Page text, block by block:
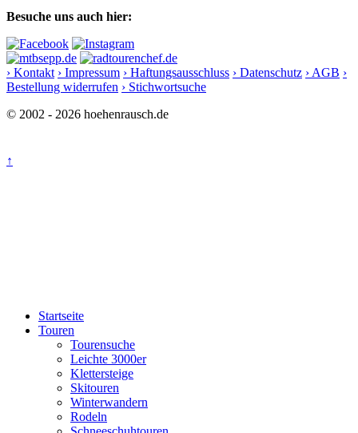
Besuche uns auch hier:
› Kontakt › Impressum › Haftungsausschluss › Datenschutz › AGB ›
Bestellung widerrufen › Stichwortsuche
© 2002 - 2026 hoehenrausch.de
↑
Startseite
Touren
Tourensuche
Leichte 3000er
Klettersteige
Skitouren
Winterwandern
Rodeln